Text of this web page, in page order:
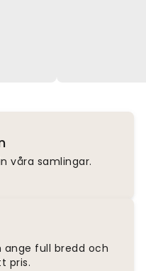
våra samlingar.
ange full bredd och
pris.